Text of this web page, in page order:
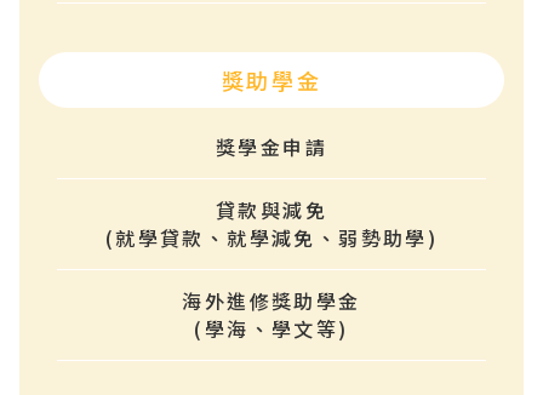
獎助學金
獎學金申請
貸款與減免
(就學貸款、就學減免、弱勢助學)
海外進修獎助學金
(學海、學文等)